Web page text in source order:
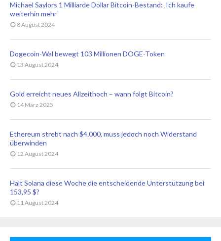
Michael Saylors 1 Milliarde Dollar Bitcoin-Bestand: ‚Ich kaufe
weiterhin mehr‘
8 August 2024
Dogecoin-Wal bewegt 103 Millionen DOGE-Token
13 August 2024
Gold erreicht neues Allzeithoch – wann folgt Bitcoin?
14 März 2025
Ethereum strebt nach $4.000, muss jedoch noch Widerstand
überwinden
12 August 2024
Hält Solana diese Woche die entscheidende Unterstützung bei
153,95 $?
11 August 2024